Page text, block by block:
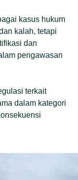
kasus hukum
kalah, tetapi
dan
pengawasan
terkait
dalam kategori